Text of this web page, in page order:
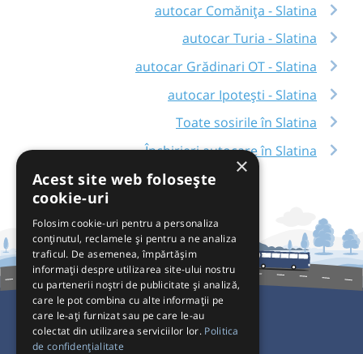
autocar Comănița - Slatina
autocar Turia - Slatina
autocar Grădinari OT - Slatina
autocar Ipotești - Slatina
Toate sosirile în Slatina
Închirieri autocare în Slatina
Pentru Călători
×
Acest site web folosește
cookie-uri
Folosim cookie-uri pentru a personaliza
conținutul, reclamele și pentru a ne analiza
traficul. De asemenea, împărtășim
informații despre utilizarea site-ului nostru
cu partenerii noștri de publicitate și analiză,
care le pot combina cu alte informații pe
care le-ați furnizat sau pe care le-au
colectat din utilizarea serviciilor lor. Politica
de confidențialitate